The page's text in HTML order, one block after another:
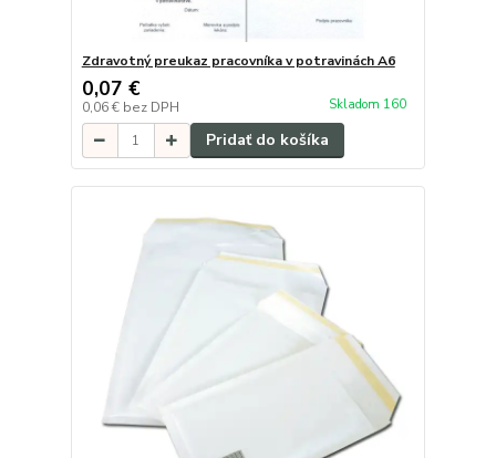
Zdravotný preukaz pracovníka v potravinách A6
0,07 €
0,06 € bez DPH Skladom 160
Pridať do košíka